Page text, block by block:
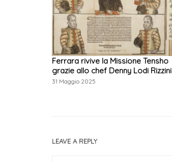
Ferrara rivive la Missione Tensho
grazie allo chef Denny Lodi Rizzini
31 Maggio 2025
LEAVE A REPLY